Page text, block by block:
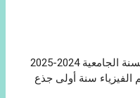
رزنامة الإمتحانات للسداسي الثاني للسنة الجامعية 2024-2025
الفيزياء سنة أولى جذع